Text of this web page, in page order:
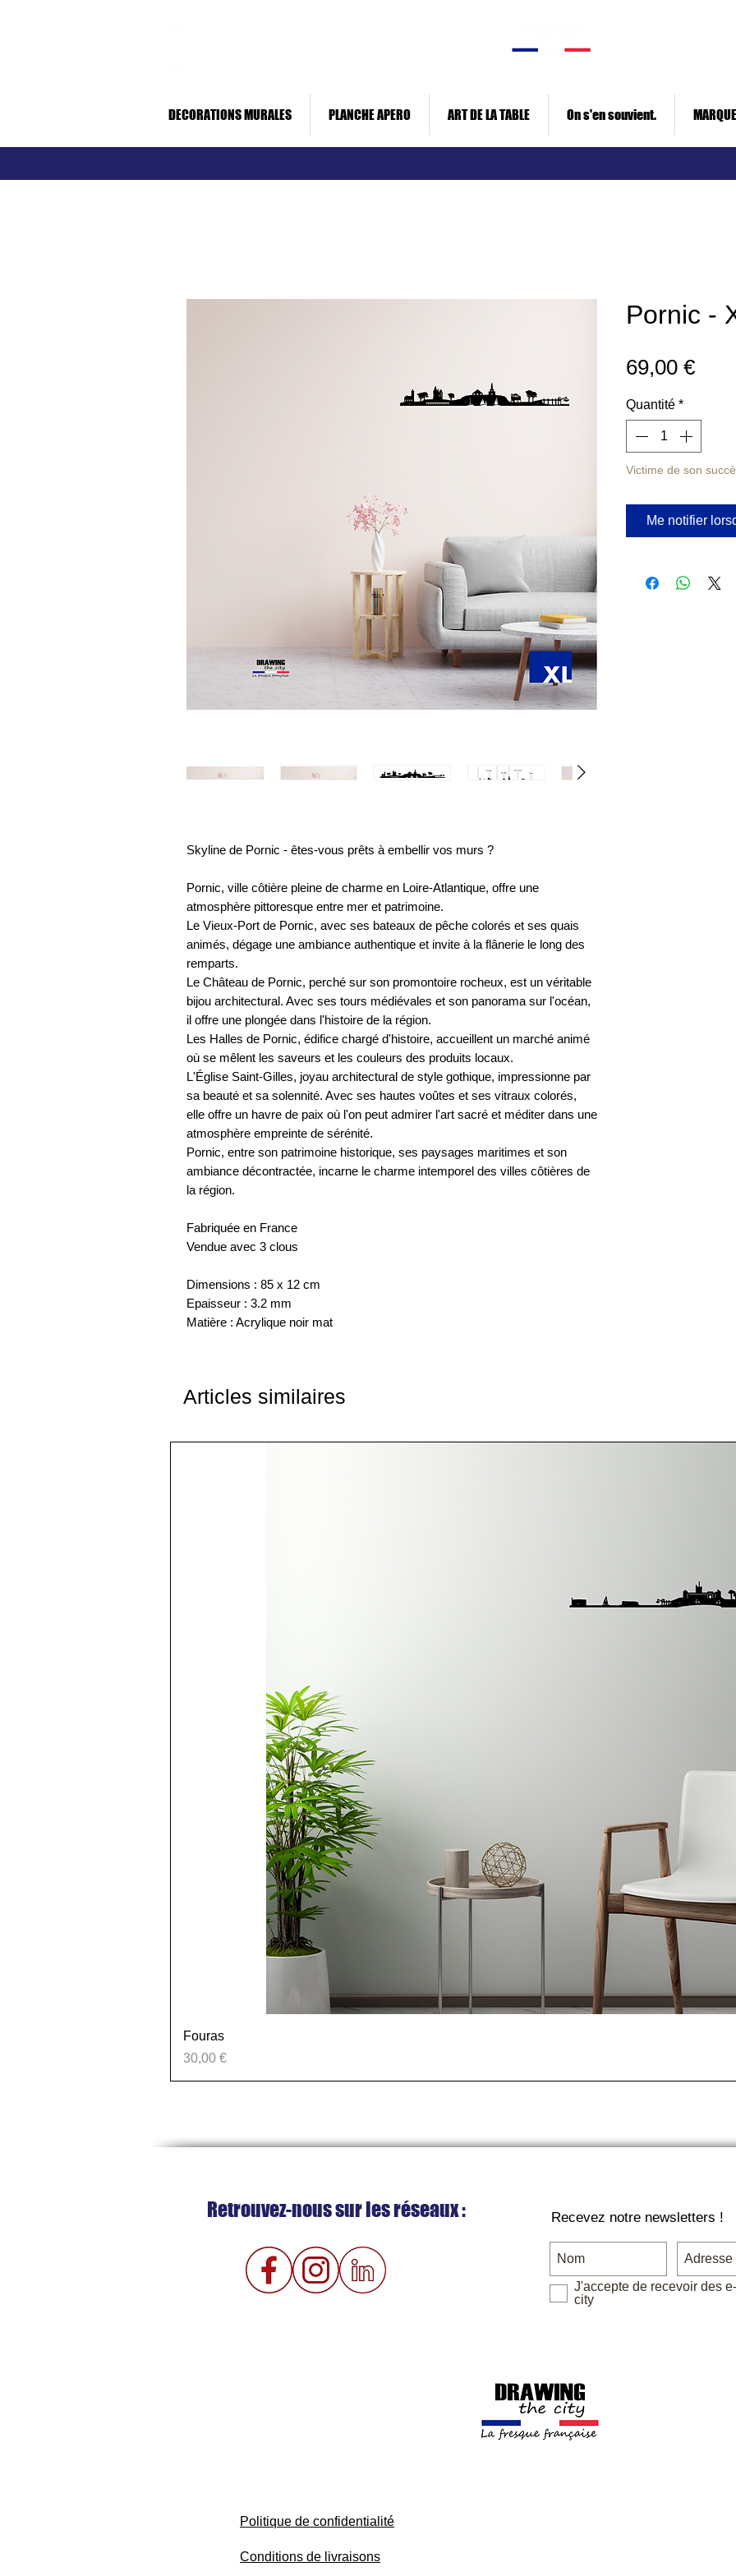
DECORATIONS MURALES PLANCHE APERO ART DE LA TABLE On s'en souvient. MARQUE
Skyline de Pornic - êtes-vous prêts à embellir vos murs ?
Pornic, ville côtière pleine de charme en Loire-Atlantique, offre une
atmosphère pittoresque entre mer et patrimoine.
Le Vieux-Port de Pornic, avec ses bateaux de pêche colorés et ses quais
animés, dégage une ambiance authentique et invite à la flânerie le long des
remparts.
Le Château de Pornic, perché sur son promontoire rocheux, est un véritable
bijou architectural. Avec ses tours médiévales et son panorama sur l'océan,
il offre une plongée dans l'histoire de la région.
Les Halles de Pornic, édifice chargé d'histoire, accueillent un marché animé
où se mêlent les saveurs et les couleurs des produits locaux.
L'Église Saint-Gilles, joyau architectural de style gothique, impressionne par
sa beauté et sa solennité. Avec ses hautes voûtes et ses vitraux colorés,
elle offre un havre de paix où l'on peut admirer l'art sacré et méditer dans une
atmosphère empreinte de sérénité.
Pornic, entre son patrimoine historique, ses paysages maritimes et son
ambiance décontractée, incarne le charme intemporel des villes côtières de
la région.
Fabriquée en France
Vendue avec 3 clous
Dimensions : 85 x 12 cm
Epaisseur : 3.2 mm
Matière : Acrylique noir mat
Pornic -
69,00 €Prix
Quantité *
Victime de son
Me notifier
Articles similaires
Fouras
Prix
30,00 €
Retrouvez-nous sur les réseaux : Recevez notre newsletters !
J'accepte de recevoir des
city
Politique de confidentialité
Conditions de livraisons